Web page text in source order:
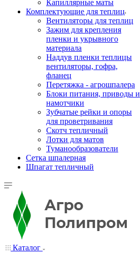
Капиллярные маты
Комплектующие для теплиц
Вентиляторы для теплиц
Зажим для крепления
пленки и укрывного
материала
Наддув пленки теплицы
вентиляторы, гофра,
фланец
Перетяжка - агрошпалера
Блоки питания, приводы и
намотчики
Зубчатые рейки и опоры
для проветривания
Скотч тепличный
Лотки для матов
Туманообразователи
Сетка шпалерная
Шпагат тепличный
Каталог